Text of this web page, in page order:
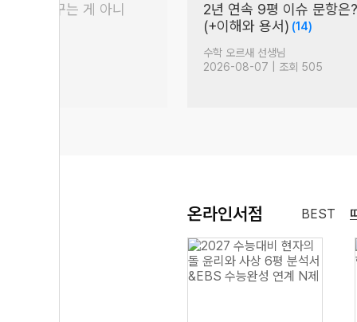
는 건 꾸는 게 아니
2년 연속 9평 이슈 문항은?
(+이해와 용서) (14)
수학 오르새 선생님
2026-08-07 | 조회 505
온라인서점 BEST